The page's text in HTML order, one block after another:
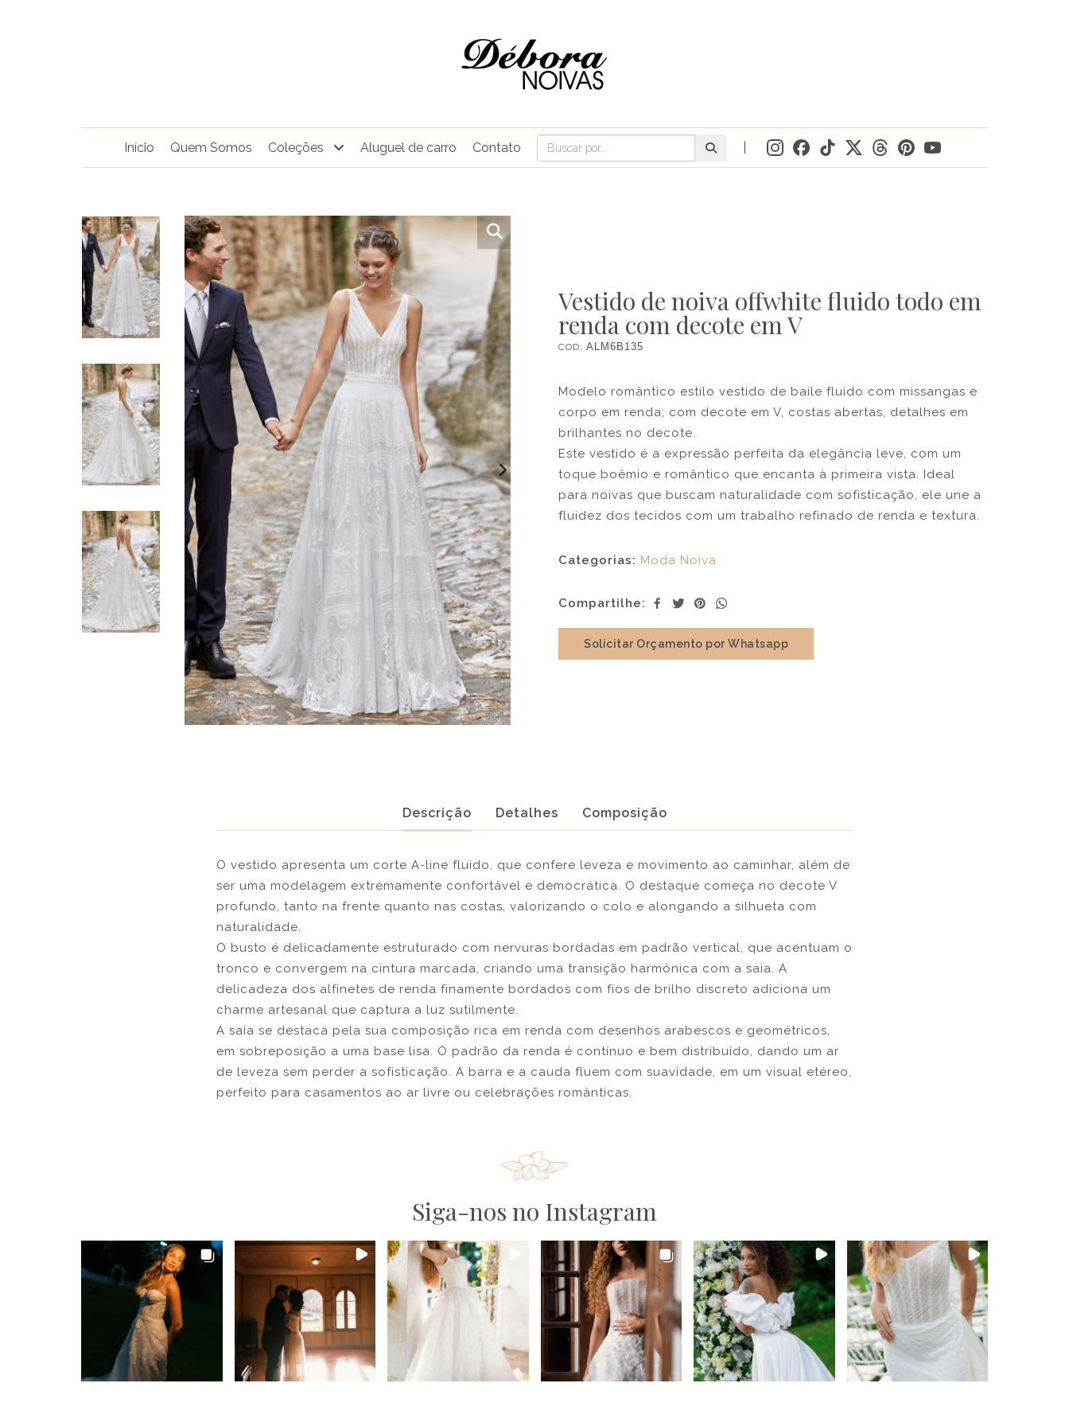
Início Quem Somos Coleções Aluguel de carro Contato
Vestido de noiva offwhite fluido todo em
renda com decote em V
COD: ALM6B135
Modelo romântico estilo vestido de baile fluido com missangas e
corpo em renda; com decote em V, costas abertas, detalhes em
brilhantes no decote.
Este vestido é a expressão perfeita da elegância leve, com um
toque boêmio e romântico que encanta à primeira vista. Ideal
para noivas que buscam naturalidade com sofisticação, ele une a
fluidez dos tecidos com um trabalho refinado de renda e textura.
Categorias: Moda Noiva
Compartilhe:
Solicitar Orçamento por Whatsapp
Descrição Detalhes Composição
O vestido apresenta um corte A-line fluido, que confere leveza e movimento ao caminhar, além de
ser uma modelagem extremamente confortável e democrática. O destaque começa no decote V
profundo, tanto na frente quanto nas costas, valorizando o colo e alongando a silhueta com
naturalidade.
O busto é delicadamente estruturado com nervuras bordadas em padrão vertical, que acentuam o
tronco e convergem na cintura marcada, criando uma transição harmônica com a saia. A
delicadeza dos alfinetes de renda finamente bordados com fios de brilho discreto adiciona um
charme artesanal que captura a luz sutilmente.
A saia se destaca pela sua composição rica em renda com desenhos arabescos e geométricos,
em sobreposição a uma base lisa. O padrão da renda é contínuo e bem distribuído, dando um ar
de leveza sem perder a sofisticação. A barra e a cauda fluem com suavidade, em um visual etéreo,
perfeito para casamentos ao ar livre ou celebrações românticas.
Siga-nos no Instagram